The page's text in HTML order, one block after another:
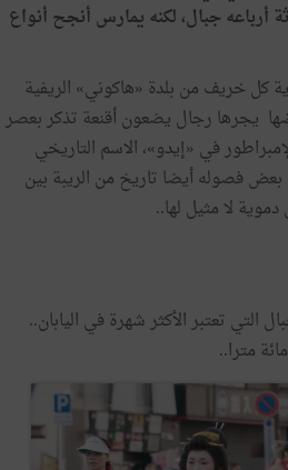
أرباعهجبال، لكنه يمارس أنجح أنواع
كل خريف من بلدة «هاكوني» الريفية
يجرها رجال يضعونأقنعة تذكربعصر
في «إيدو»، الاسم التاريخي
بعض فصولهأيضا تاريخ من الريبة بين
دموية لا مثيل لها..
التي تعتبرالأكثرشهرة في اليابان..
مائة مترا..